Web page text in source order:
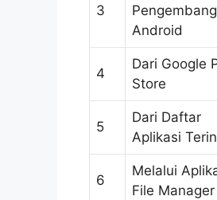
3
Android
4
Dari Google
Store
5
Dari Daftar
Aplikasi
6
Melalui
File Manager